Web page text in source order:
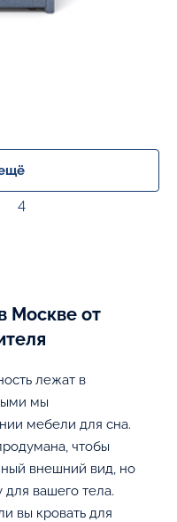
4
Москве от
лежат в
мы
мебели для сна.
чтобы
внешний вид, но
вашего тела.
вы кровать для